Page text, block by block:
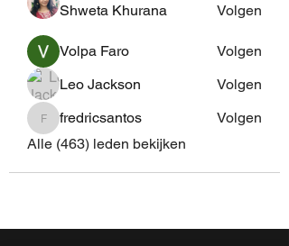
Shweta Khurana Volgen
Volpa Faro
Volgen
Leo Jackson
Volgen
fredricsantos
fredricsantos
Volgen
Alle (463) leden bekijken